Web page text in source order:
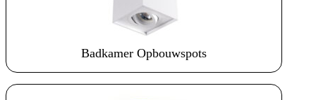
Badkamer Opbouwspots